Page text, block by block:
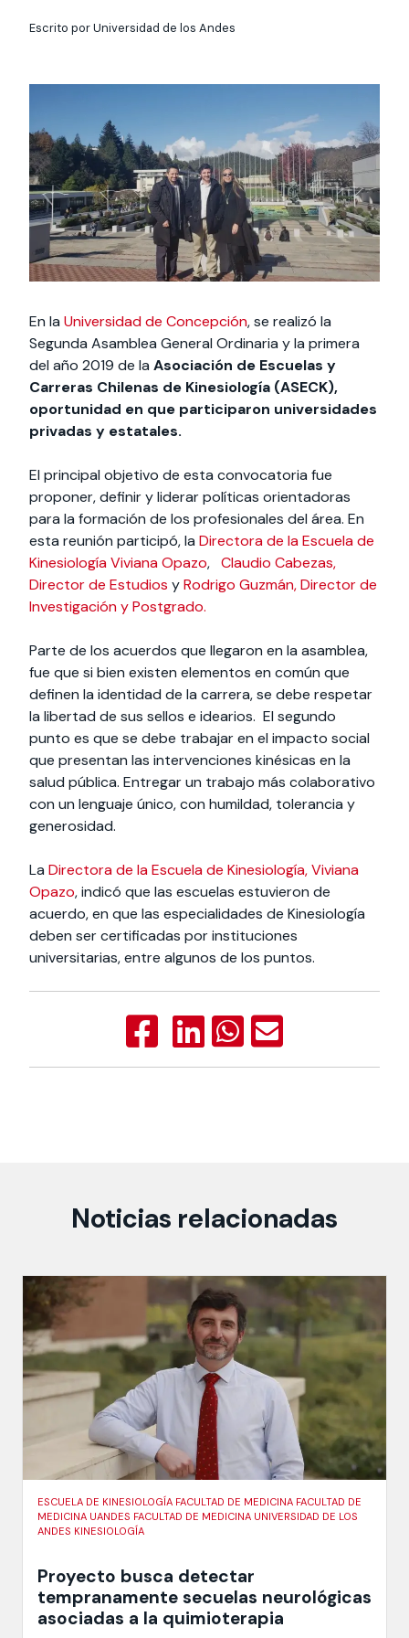
cursos
Te puede
interesar:
students
Facultades
sociedad
Te puede interesar: Filantropía y Donaciones
intercambio
interesar:
estudiantiles
Escrito por Universidad de los Andes
En la Universidad de Concepción, se realizó la
Segunda Asamblea General Ordinaria y la primera
del año 2019 de la Asociación de Escuelas y
Carreras Chilenas de Kinesiología (ASECK),
oportunidad en que participaron universidades
privadas y estatales.
El principal objetivo de esta convocatoria fue
proponer, definir y liderar políticas orientadoras
para la formación de los profesionales del área. En
esta reunión participó, la Directora de la Escuela de
Kinesiología Viviana Opazo, Claudio Cabezas,
Director de Estudios yRodrigo Guzmán, Director de
Investigación y Postgrado.
Parte de los acuerdos que llegaron en la asamblea,
fue que si bien existen elementos en común que
definen la identidad de la carrera, se debe respetar
la libertad de sus sellos e idearios. El segundo
punto es que se debe trabajar en el impacto social
que presentan las intervenciones kinésicas en la
salud pública. Entregar un trabajo más colaborativo
con un lenguaje único, con humildad, tolerancia y
generosidad.
La Directora de la Escuela de Kinesiología, Viviana
Opazo, indicó que las escuelas estuvieron de
acuerdo, en que las especialidades de Kinesiología
deben ser certificadas por instituciones
universitarias, entre algunos de los puntos.
Noticias relacionadas
ESCUELA DE KINESIOLOGÍA FACULTAD DE MEDICINA FACULTAD DE
MEDICINA UANDES FACULTAD DE MEDICINA UNIVERSIDAD DE LOS
ANDES KINESIOLOGÍA
Proyecto busca detectar
tempranamente secuelas neurológicas
asociadas a la quimioterapia